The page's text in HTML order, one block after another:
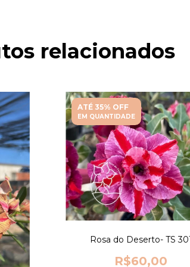
relacionados
ATÉ 35% OFF
EM QUANTIDADE
Rosa do Deserto- TS
R$60,00